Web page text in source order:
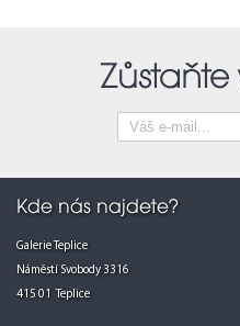
Zůstaňte
Kde nás najdete?
Galerie Teplice
Náměstí Svobody 3316
415 01 Teplice